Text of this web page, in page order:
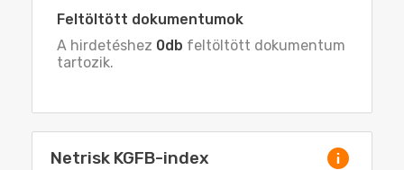
Feltöltött dokumentumok
A hirdetéshez 0db feltöltött dokumentum
tartozik.
Netrisk KGFB-index